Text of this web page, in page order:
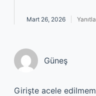
Mart 26, 2026 Yanıtla
Güneş
Girişte acele